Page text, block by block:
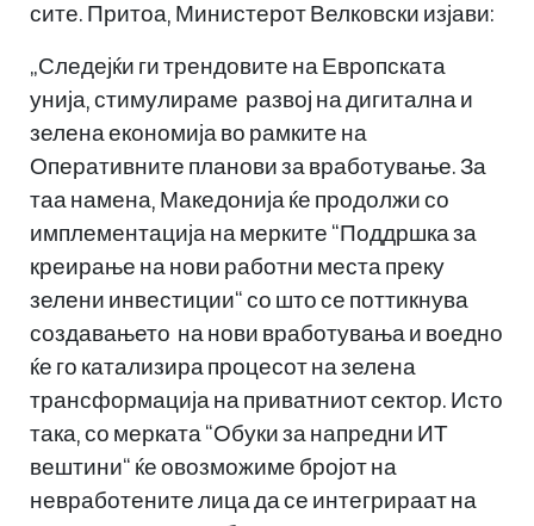
сите. Притоа, Министерот Велковски изјави:
„Следејќи ги трендовите на Европската
унија, стимулираме развој на дигитална и
зелена економија во рамките на
Оперативните планови за вработување. За
таа намена, Македонија ќе продолжи со
имплементација на мерките “Поддршка за
креирање на нови работни места преку
зелени инвестиции“ со што се поттикнува
создавањето на нови вработувања и воедно
ќе го катализира процесот на зелена
трансформација на приватниот сектор. Исто
така, со мерката “Обуки за напредни ИТ
вештини“ ќе овозможиме бројот на
невработените лица да се интегрираат на